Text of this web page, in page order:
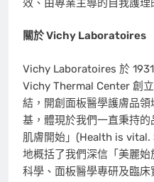
效、由專業主導的自我護理
關於 Vichy Laboratoires
Vichy Laboratoires 於
Vichy Thermal Center 創
結，開創面板醫學護膚品
基，體現於我們一直秉持
肌膚開始」(Health is
地概括了我們深信「美麗
科學、面板醫學專研及臨